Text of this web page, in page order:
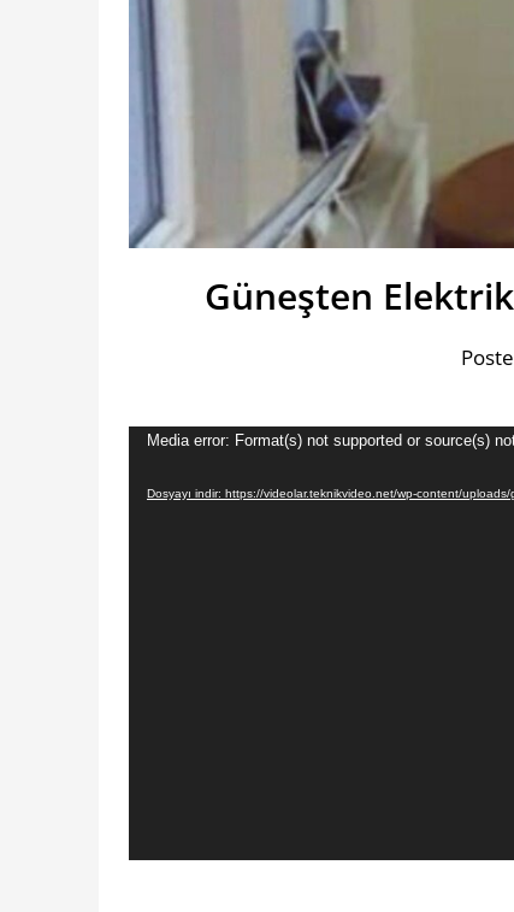
Güneşten
Video
Media error: Format(s) not supported or source(s)
Dosyayı indir: https://videolar.teknikvideo.net/wp-content/